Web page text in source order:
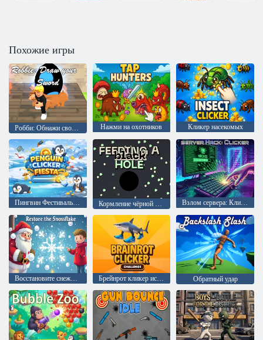
Похожие игры
Робби: Обнажи свой меч Нажми на охотников Кликер насекомых
Пингвин Фестиваль кликер Взлом сервера: Кликер
Восстановите снежинку Брейнрот кликер испытание Обратный удар